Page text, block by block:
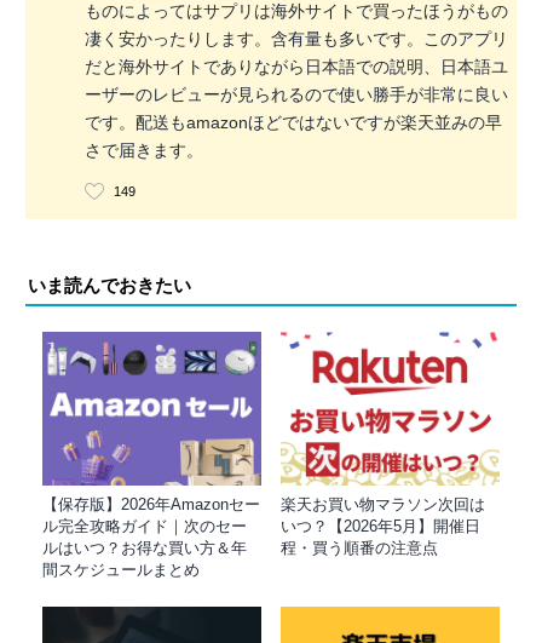
ものによってはサプリは海外サイトで買ったほうがもの
凄く安かったりします。含有量も多いです。このアプリ
だと海外サイトでありながら日本語での説明、日本語ユ
ーザーのレビューが見られるので使い勝手が非常に良い
です。配送もamazonほどではないですが楽天並みの早
さで届きます。
149
いま読んでおきたい
【保存版】2026年Amazonセー
ル完全攻略ガイド｜次のセー
ルはいつ？お得な買い方＆年
間スケジュールまとめ
楽天お買い物マラソン次回は
いつ？【2026年5月】開催日
程・買う順番の注意点